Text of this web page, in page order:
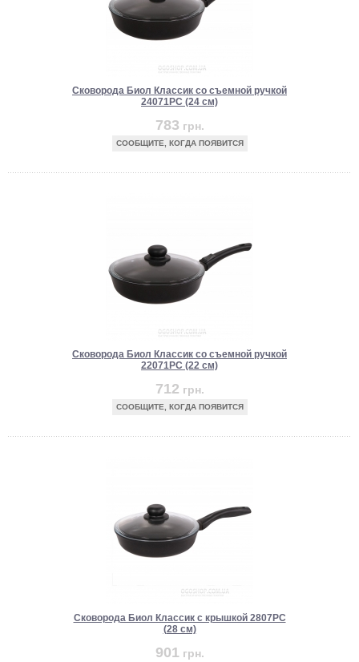
Сковорода Биол Классик со съемной ручкой
24071PC (24 см)
783 грн.
СООБЩИТЕ, КОГДА ПОЯВИТСЯ
Сковорода Биол Классик со съемной ручкой
22071PC (22 см)
712 грн.
СООБЩИТЕ, КОГДА ПОЯВИТСЯ
Сковорода Биол Классик с крышкой 2807PC
(28 см)
901 грн.